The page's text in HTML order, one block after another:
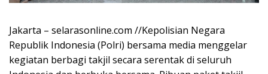
Jakarta – selarasonline.com //Kepolisian Negara
Republik Indonesia (Polri) bersama media menggelar
kegiatan berbagi takjil secara serentak di seluruh